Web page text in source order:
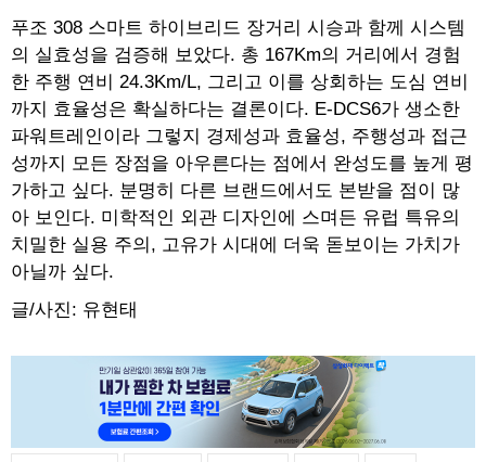
푸조 308 스마트 하이브리드 장거리 시승과 함께 시스템
의 실효성을 검증해 보았다. 총 167Km의 거리에서 경험
한 주행 연비 24.3Km/L, 그리고 이를 상회하는 도심 연비
까지 효율성은 확실하다는 결론이다. E-DCS6가 생소한
파워트레인이라 그렇지 경제성과 효율성, 주행성과 접근
성까지 모든 장점을 아우른다는 점에서 완성도를 높게 평
가하고 싶다. 분명히 다른 브랜드에서도 본받을 점이 많
아 보인다. 미학적인 외관 디자인에 스며든 유럽 특유의
치밀한 실용 주의, 고유가 시대에 더욱 돋보이는 가치가
아닐까 싶다.
글/사진: 유현태